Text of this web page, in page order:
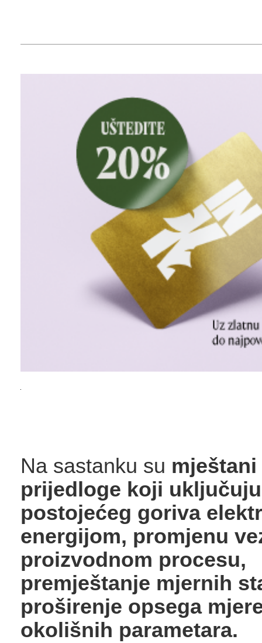
Na sastanku su
prijedloge koji
postojećeg goriva
energijom, promjenu
proizvodnom procesu,
premještanje mjernih
proširenje opsega
okolišnih parametara.